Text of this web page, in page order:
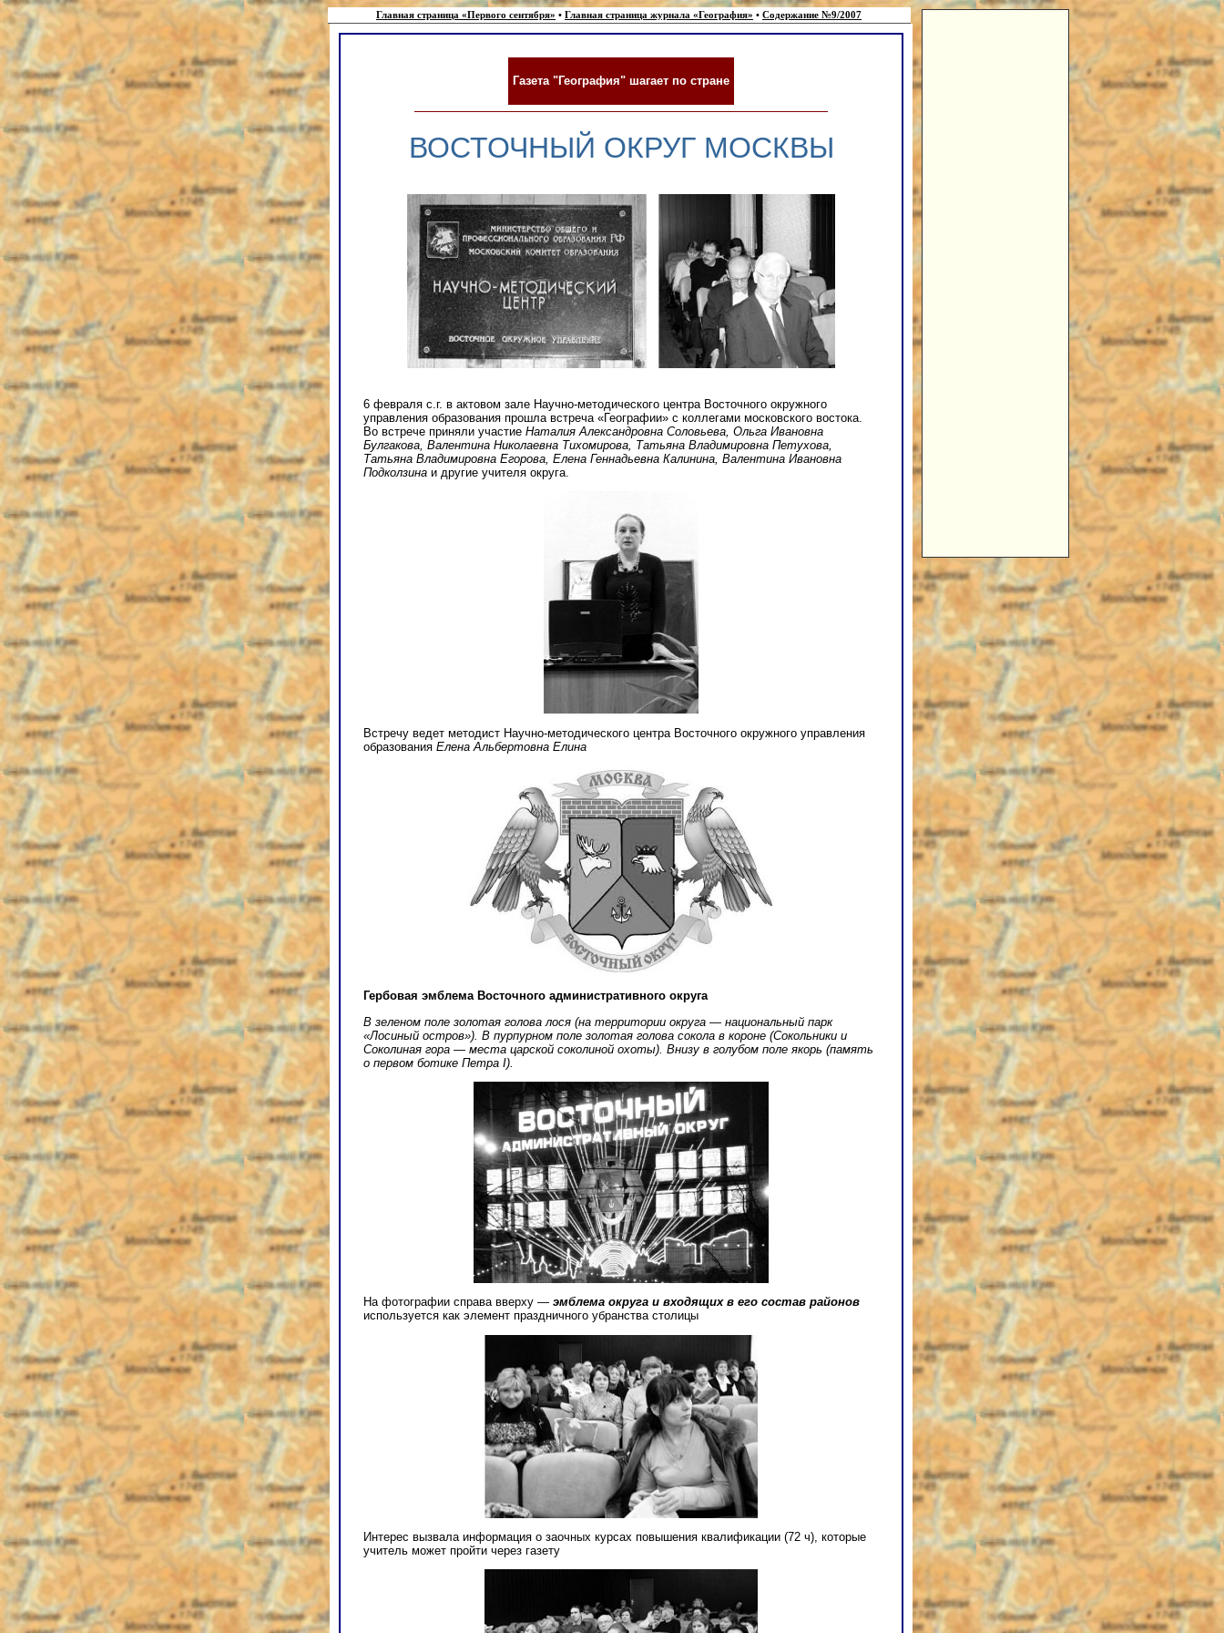
Главная страница «Первого сентября» • Главная страница журнала «География» • Содержание №9/2007
Газета "География" шагает по стране
ВОСТОЧНЫЙ ОКРУГ МОСКВЫ
6 февраля с.г. в актовом зале Научно-методического центра Восточного окружного
управления образования прошла встреча «Географии» с коллегами московского востока.
Во встрече приняли участие Наталия Александровна Соловьева, Ольга Ивановна
Булгакова, Валентина Николаевна Тихомирова, Татьяна Владимировна Петухова,
Татьяна Владимировна Егорова, Елена Геннадьевна Калинина, Валентина Ивановна
Подколзина и другие учителя округа.
Встречу ведет методист Научно-методического центра Восточного окружного управления
образования Елена Альбертовна Елина
Гербовая эмблема Восточного административного округа
В зеленом поле золотая голова лося (на территории округа — национальный парк
«Лосиный остров»). В пурпурном поле золотая голова сокола в короне (Сокольники и
Соколиная гора — места царской соколиной охоты). Внизу в голубом поле якорь (память
о первом ботике Петра I).
На фотографии справа вверху — эмблема округа и входящих в его состав районов
используется как элемент праздничного убранства столицы
Интерес вызвала информация о заочных курсах повышения квалификации (72 ч), которые
учитель может пройти через газету